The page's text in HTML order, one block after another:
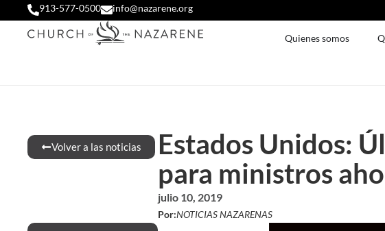
913-577-0500 info@nazarene.org
Quienes somos
Volver a las noticias
Estados Unidos:
para ministros
julio 10, 2019
Por:NOTICIAS NAZARENAS